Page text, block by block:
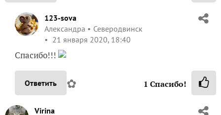
123-sova
Александра
Северодвинск
21 января 2020, 18:40
Спасибо!!!
Ответить ✿ 1 Спасибо!
Virina